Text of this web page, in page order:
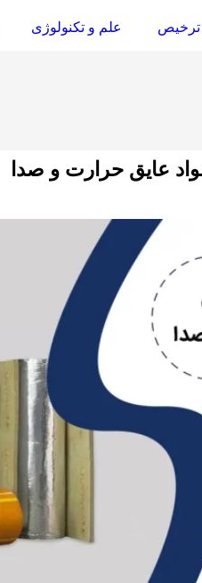
علم و تکنولوژی
عایق حرارت و صدا